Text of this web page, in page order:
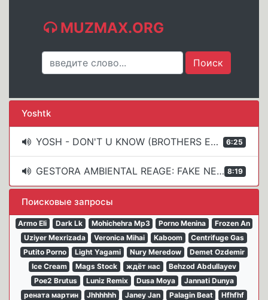
MUZMAX.ORG
Yoshtk
6:25
YOSH - DON'T U KNOW (BROTHERS EXTENDED REMIX) ITALODANCE 2002
8:19
GESTORA AMBIENTAL REAGE: FAKE NEWS SOBRE MEIO AMBIENTE PARTE 1 | Marcela Miranda
Поисковые запросы
Armo Eli Dark Lk Mohichehra Mp3 Porno Menina
Frozen An
Uziyer Mexrizada
Veronica Mihai Kaboom
Centrifuge Gas
Putito Porno
Light Yagami Nury Meredow
Demet Ozdemir
Ice Cream
Mags Stock ждёт нас
Behzod Abdullayev
Poe2 Brutus
Luniz Remix Dusa Moya
Jannati Dunya
рената мартин
Jhhhhhh Janey Jan Palagin Beat
Hfhfhf